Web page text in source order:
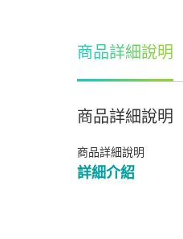
商品詳細說明
商品詳細說明
商品詳細說明
詳細介紹